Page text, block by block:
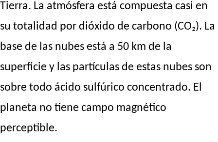
Tierra. La atmósfera está compuesta casi en
su totalidad por dióxido de carbono (CO₂). La
base de las nubes está a 50 km de la
superficie y las partículas de estas nubes son
sobre todo ácido sulfúrico concentrado. El
planeta no tiene campo magnético
perceptible.